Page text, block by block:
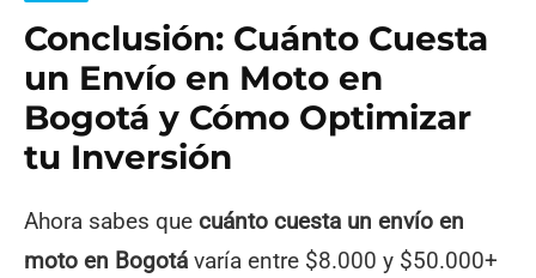
Conclusión: Cuánto Cuesta
un Envío en Moto en
Bogotá y Cómo Optimizar
tu Inversión
Ahora sabes que cuánto cuesta un envío en
moto en Bogotá varía entre $8.000 y $50.000+